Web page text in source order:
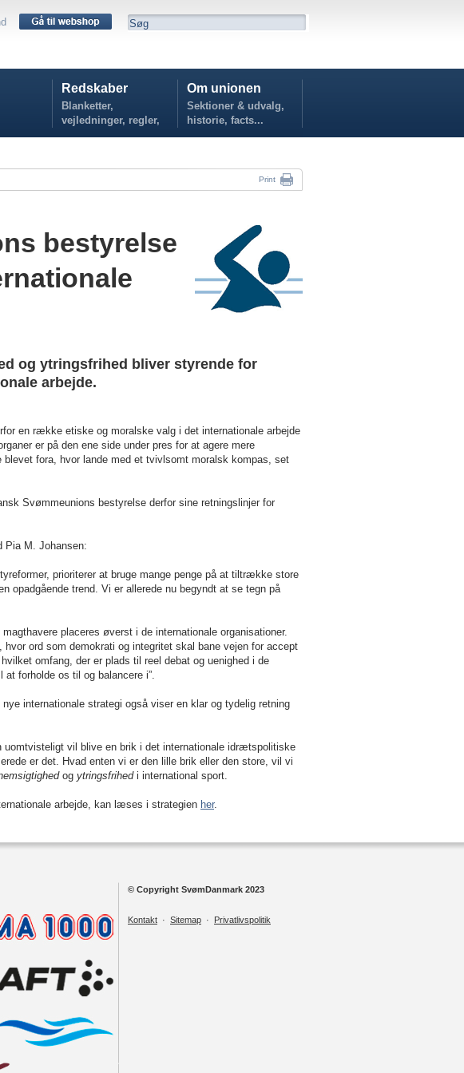
Redskaber
Blanketter,
vejledninger, regler,
politikker...
Om unionen
Sektioner & udvalg,
historie, facts...
Print
bestyrelse
og ytringsfrihed bliver styrende for
arbejde.
en række etiske og moralske valg i det internationale arbejde
er på den ene side under pres for at agere mere
fora, hvor lande med et tvivlsomt moralsk kompas, set
Svømmeunions bestyrelse derfor sine retningslinjer for
Pia M. Johansen:
prioriterer at bruge mange penge på at tiltrække store
opadgående trend. Vi er allerede nu begyndt at se tegn på
placeres øverst i de internationale organisationer.
ord som demokrati og integritet skal bane vejen for accept
omfang, der er plads til reel debat og uenighed i de
forholde os til og balancere i”.
internationale strategi også viser en klar og tydelig retning
vil blive en brik i det internationale idrætspolitiske
er det. Hvad enten vi er den lille brik eller den store, vil vi
og ytringsfrihedi international sport.
arbejde, kan læses i strategien her.
© Copyright SvømDanmark 2023
Kontakt · Sitemap · Privatlivspolitik